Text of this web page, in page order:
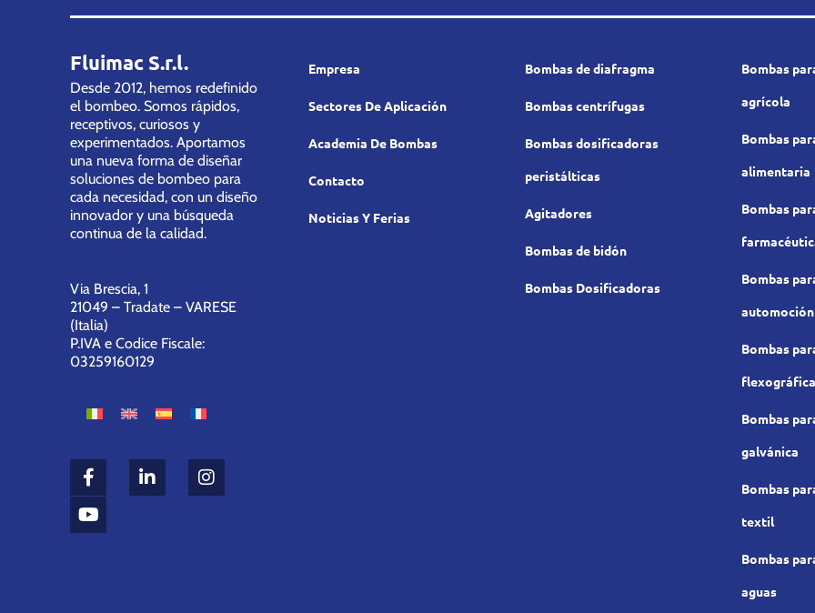
Fluimac S.r.l.
Desde 2012, hemos redefinido
el bombeo. Somos rápidos,
receptivos, curiosos y
experimentados. Aportamos
una nueva forma de diseñar
soluciones de bombeo para
cada necesidad, con un diseño
innovador y una búsqueda
continua de la calidad.
Via Brescia, 1
21049 – Tradate – VARESE
(Italia)
P.IVA e Codice Fiscale:
03259160129
Empresa
Sectores De Aplicación
Academia De Bombas
Contacto
Noticias Y Ferias
Bombas de diafragma
Bombas centrífugas
Bombas dosificadoras
peristálticas
Agitadores
Bombas de bidón
Bombas Dosificadoras
Bombas
agrícola
Bombas
alimentaria
Bombas
Bombas
automoción
Bombas
flexográfica
Bombas
galvánica
Bombas
textil
Bombas
aguas